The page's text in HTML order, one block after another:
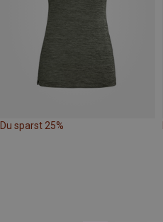
Du sparst 25%